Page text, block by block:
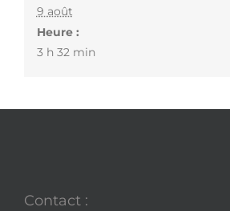
9 août
Heure :
3 h 32 min
Contact :